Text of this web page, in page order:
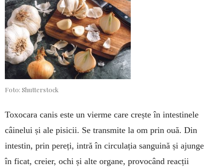
Foto: Shutterstock
Toxocara canis este un vierme care crește în in­tes­tinele
câinelui și ale pisicii. Se transmite la om prin ouă. Din
intestin, prin pereți, intră în circulația sanguină și ajun­ge
în ficat, creier, ochi și alte organe, provocând re­acții